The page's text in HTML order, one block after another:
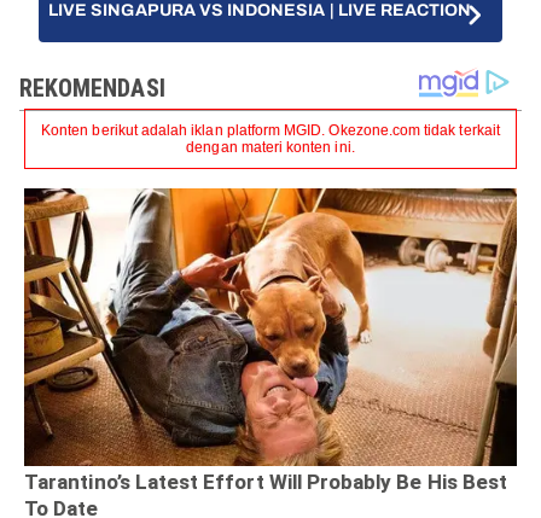
LIVE SINGAPURA VS INDONESIA | LIVE REACTION